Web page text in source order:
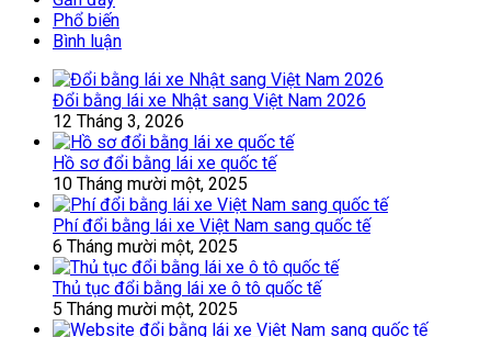
Phổ biến
Bình luận
Đổi bằng lái xe Nhật sang Việt Nam 2026
12 Tháng 3, 2026
Hồ sơ đổi bằng lái xe quốc tế
10 Tháng mười một, 2025
Phí đổi bằng lái xe Việt Nam sang quốc tế
6 Tháng mười một, 2025
Thủ tục đổi bằng lái xe ô tô quốc tế
5 Tháng mười một, 2025